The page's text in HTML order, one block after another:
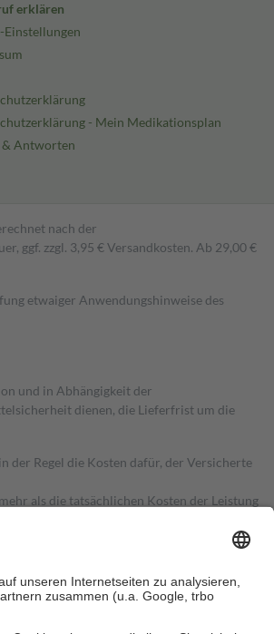
erklären
Einstellungen
- Mein Medikationsplan
& Antworten
nach der
ggf. zzgl. 3,95 € Versandkosten. Ab 29,00 €
etwaiger Anwendungshinweise des
und in Abhängigkeit der
dienen, die Lieferfrist um die
der Regel die Kosten dafür, der Versicherte
als die tatsächlichen Kosten der Leistung